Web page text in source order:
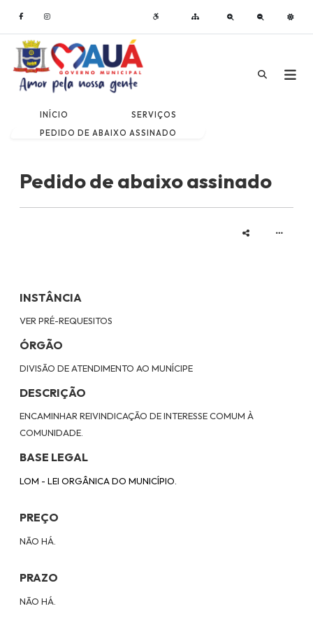
INÍCIO
SERVIÇOS
PEDIDO DE ABAIXO ASSINADO
Pedido de abaixo assinado
INSTÂNCIA
VER PRÉ-REQUESITOS
ÓRGÃO
DIVISÃO DE ATENDIMENTO AO MUNÍCIPE
DESCRIÇÃO
ENCAMINHAR REIVINDICAÇÃO DE INTERESSE COMUM À
COMUNIDADE.
BASE LEGAL
LOM - LEI ORGÂNICA DO MUNICÍPIO.
PREÇO
NÃO HÁ.
PRAZO
NÃO HÁ.